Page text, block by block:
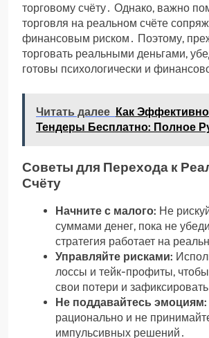
торговому счёту․ Однако, важно
торговля на реальном счёте
финансовым риском․ Поэтому,
торговать реальными деньгами,
готовы психологически и
Читать далее Как
Тендеры Бесплатно: Полное
Советы для Перехода к
Счёту
Начните с малого: Не
суммами денег, пока не
стратегия работает на
Управляйте рисками:
лоссы и тейк-профиты, чтобы
свои потери и
Не поддавайтесь эмоциям:
рационально и не
импульсивных решений․